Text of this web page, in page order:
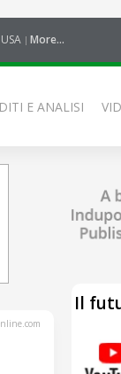
USA More...
E ANALISI
Il